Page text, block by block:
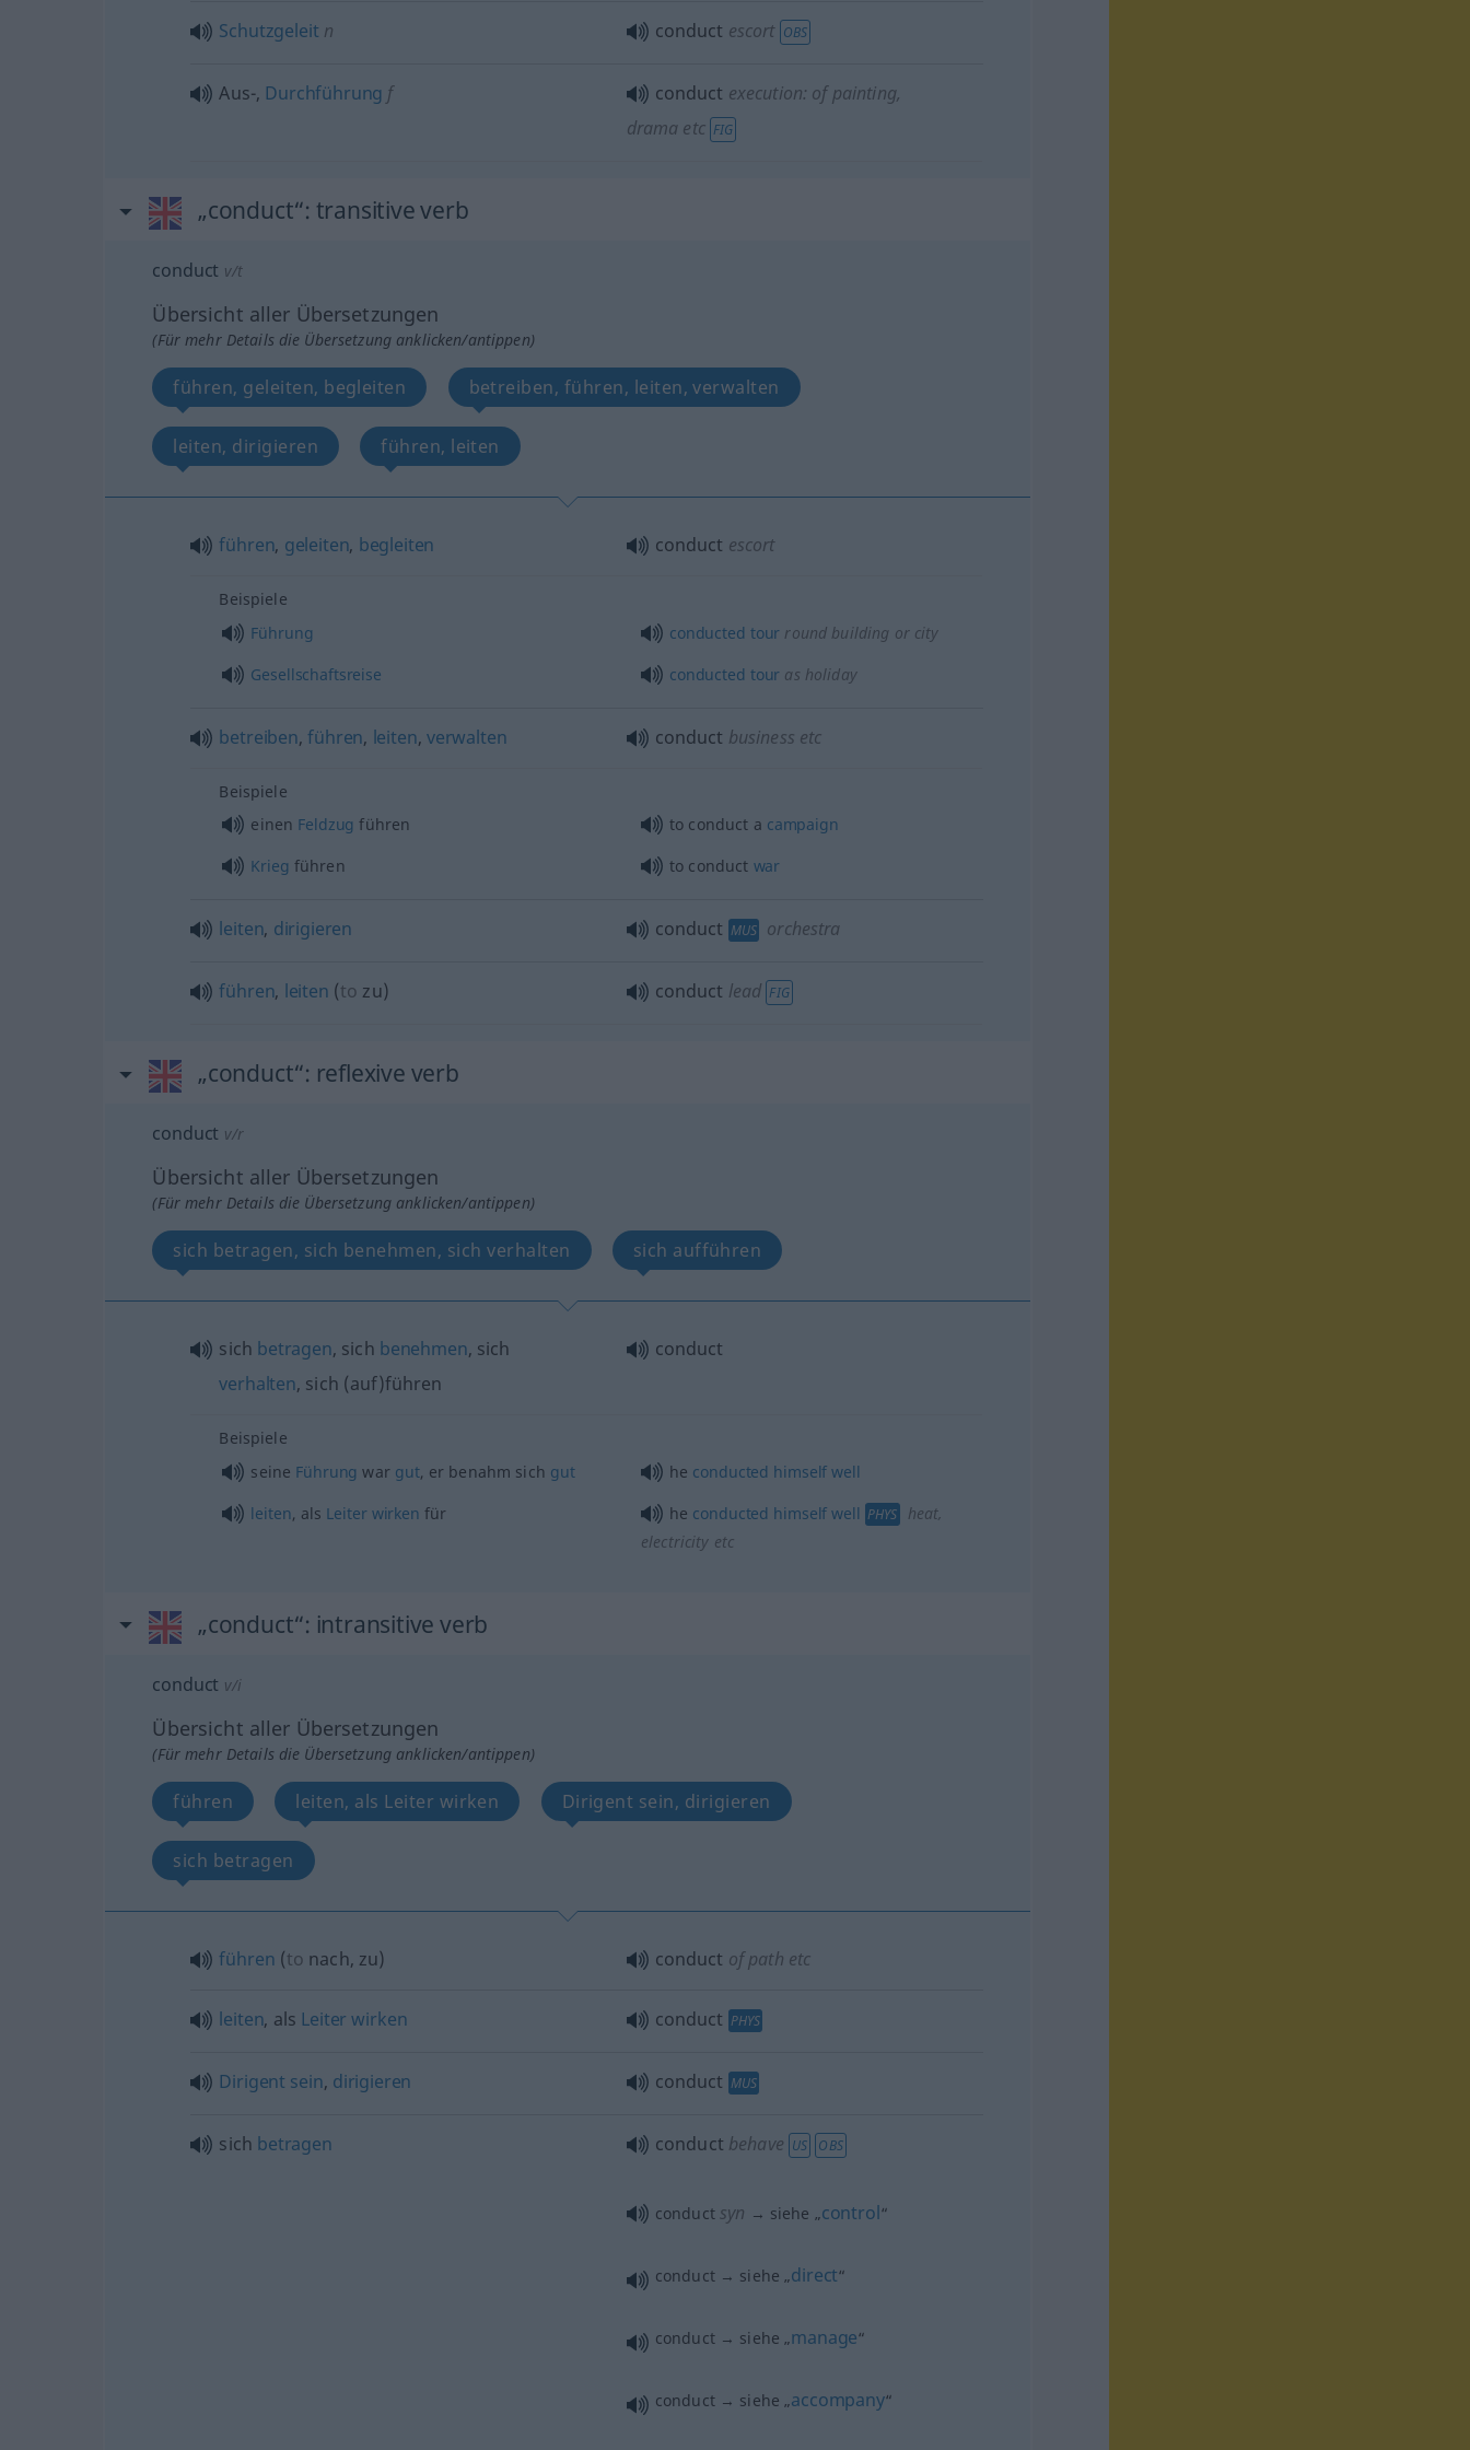
Schutzgeleit n conduct escort OBS
Aus-, Durchführung f conduct execution: of painting,
drama etc FIG
„conduct“: transitive verb
conduct v/t
Übersicht aller Übersetzungen
(Für mehr Details die Übersetzung anklicken/antippen)
führen, geleiten, begleiten betreiben, führen, leiten, verwalten
leiten, dirigieren führen, leiten
führen, geleiten, begleiten conduct escort
Beispiele
Führung
conducted tour round building or city
Gesellschaftsreise
conducted tour as holiday
betreiben,führen, leiten, verwalten conduct business etc
Beispiele
einen Feldzug führen to conduct a campaign
Krieg führen to conduct war
leiten, dirigieren conduct MUS orchestra
führen, leiten (to zu) conduct lead FIG
„conduct“: reflexive verb
conduct v/r
Übersicht aller Übersetzungen
(Für mehr Details die Übersetzung anklicken/antippen)
sich betragen, sich benehmen, sich verhalten sich aufführen
sich betragen, sich benehmen, sich
verhalten, sich (auf)führen
conduct
Beispiele
seine Führung war gut, er benahm sich gut he conducted himself well
leiten, als Leiter wirken für he conducted himself well PHYS
heat,
electricity etc
„conduct“: intransitive verb
conduct v/i
Übersicht aller Übersetzungen
(Für mehr Details die Übersetzung anklicken/antippen)
führen leiten, als Leiter wirken Dirigent sein, dirigieren
sich betragen
führen (to nach, zu) conduct of path etc
leiten, als Leiter wirken conduct PHYS
Dirigent sein, dirigieren conduct MUS
sich betragen conduct behave US OBS
conduct syn → siehe „control“
conduct → siehe „direct“
conduct → siehe „manage“
conduct → siehe „accompany“